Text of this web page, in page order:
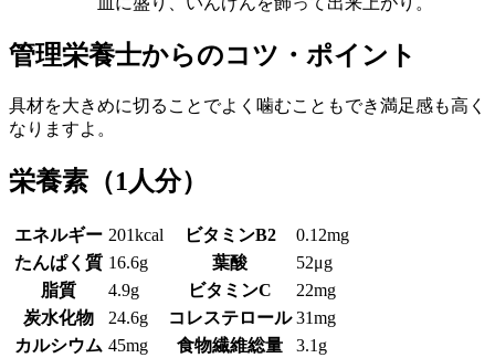
管理栄養士からのコツ・ポイント
具材を大きめに切ることでよく噛むこともでき満足感も高く
なりますよ。
栄養素 （1人分）
エネルギー 201kcal ビタミンB2
0.12mg
たんぱく質 16.6g 葉酸
52μg
脂質
4.9g ビタミンC
22mg
炭水化物
24.6g コレステロール 31mg
カルシウム 45mg 食物繊維総量 3.1g